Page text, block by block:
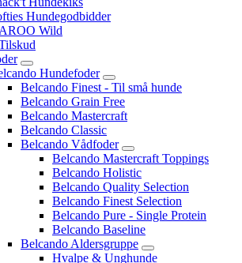
Hundegodbidder
Wild
Hundefoder
Belcando Finest - Til små hunde
Belcando Grain Free
Belcando Mastercraft
Belcando Classic
Belcando Vådfoder
Belcando Mastercraft Toppings
Belcando Holistic
Belcando Quality Selection
Belcando Finest Selection
Belcando Pure - Single Protein
Belcando Baseline
Belcando Aldersgruppe
Hvalpe & Unghunde